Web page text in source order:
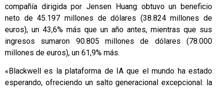
compañía dirigida por Jensen Huang obtuvo un beneficio
neto de 45.197 millones de dólares (38.824 millones de
euros), un 43,6% más que un año antes, mientras que sus
ingresos sumaron 90.805 millones de dólares (78.000
millones de euros), un 61,9% más.
«Blackwell es la plataforma de IA que el mundo ha estado
esperando, ofreciendo un salto generacional excepcional: la